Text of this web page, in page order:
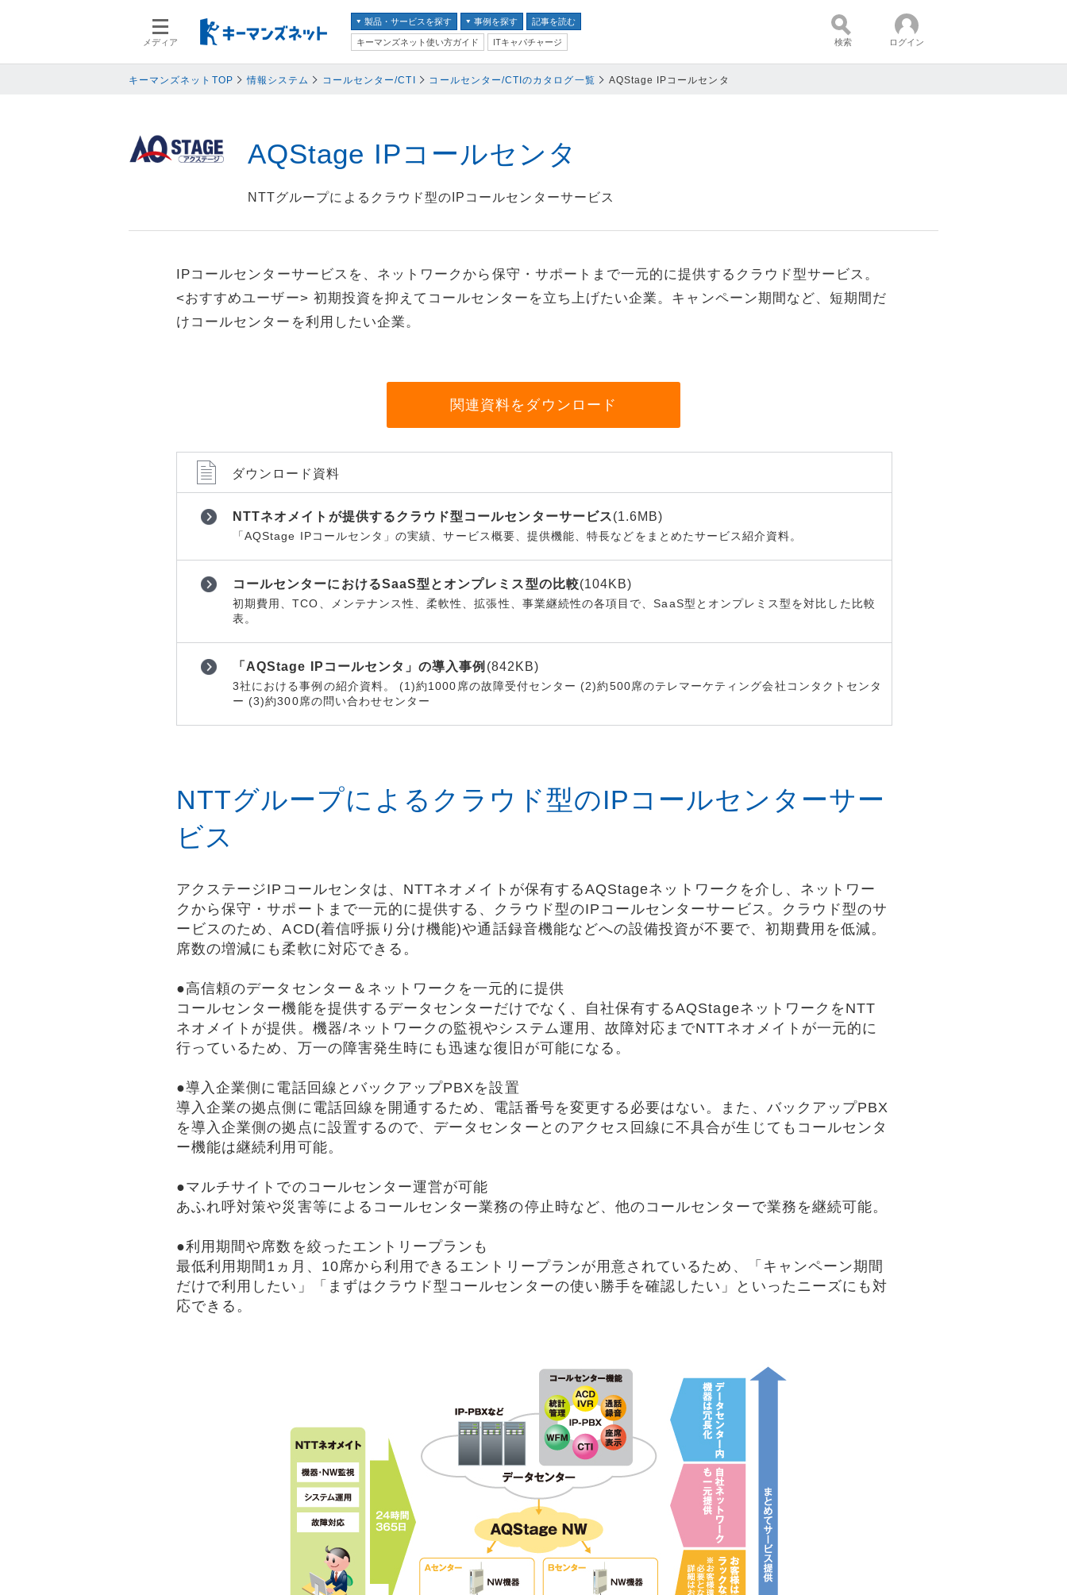
メディア
製品・サービスを探す
スマートデバイス
ネットワークセキュリティ
情報システム
オフィス機器
ネットワーク機器
運用管理
ストレージ
Web構築
事例を探す
スマートデバイス
ネットワークセキュリティ
PC
情報システム
オフィス機器
運用管理
ストレージ
開発
Web構築
記事を読む
キーマンズネット使い方ガイド
ITキャパチャージ 検索 ログイン
キーマンズネットTOP 情報システム コールセンター/CTI コールセンター/CTIのカタログ一覧 AQStage IPコールセンタ
AQStage IPコールセンタ
NTTグループによるクラウド型のIPコールセンターサービス
IPコールセンターサービスを、ネットワークから保守・サポートまで一元的に提供するクラウド型サービス。
<おすすめユーザー> 初期投資を抑えてコールセンターを立ち上げたい企業。キャンペーン期間など、短期間だ
けコールセンターを利用したい企業。
関連資料をダウンロード
ダウンロード資料
NTTネオメイトが提供するクラウド型コールセンターサービス(1.6MB)
「AQStage IPコールセンタ」の実績、サービス概要、提供機能、特長などをまとめたサービス紹介資料。
コールセンターにおけるSaaS型とオンプレミス型の比較(104KB)
初期費用、TCO、メンテナンス性、柔軟性、拡張性、事業継続性の各項目で、SaaS型とオンプレミス型を対比した比較
表。
「AQStage IPコールセンタ」の導入事例 (842KB)
3社における事例の紹介資料。 (1)約1000席の故障受付センター (2)約500席のテレマーケティング会社コンタクトセンタ
ー (3)約300席の問い合わせセンター
NTTグループによるクラウド型のIPコールセンターサー
ビス
アクステージIPコールセンタは、NTTネオメイトが保有するAQStageネットワークを介し、ネットワー
クから保守・サポートまで一元的に提供する、クラウド型のIPコールセンターサービス。クラウド型のサ
ービスのため、ACD(着信呼振り分け機能)や通話録音機能などへの設備投資が不要で、初期費用を低減。
席数の増減にも柔軟に対応できる。
●高信頼のデータセンター＆ネットワークを一元的に提供
コールセンター機能を提供するデータセンターだけでなく、自社保有するAQStageネットワークをNTT
ネオメイトが提供。機器/ネットワークの監視やシステム運用、故障対応までNTTネオメイトが一元的に
行っているため、万一の障害発生時にも迅速な復旧が可能になる。
●導入企業側に電話回線とバックアップPBXを設置
導入企業の拠点側に電話回線を開通するため、電話番号を変更する必要はない。また、バックアップPBX
を導入企業側の拠点に設置するので、データセンターとのアクセス回線に不具合が生じてもコールセンタ
ー機能は継続利用可能。
●マルチサイトでのコールセンター運営が可能
あふれ呼対策や災害等によるコールセンター業務の停止時など、他のコールセンターで業務を継続可能。
●利用期間や席数を絞ったエントリープランも
最低利用期間1ヵ月、10席から利用できるエントリープランが用意されているため、「キャンペーン期間
だけで利用したい」「まずはクラウド型コールセンターの使い勝手を確認したい」といったニーズにも対
応できる。